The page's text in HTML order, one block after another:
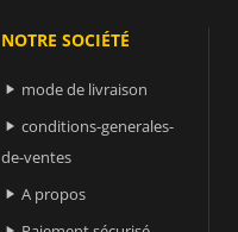
NOTRE SOCIÉTÉ
 mode de livraison
 conditions-generales-
de-ventes
 A propos